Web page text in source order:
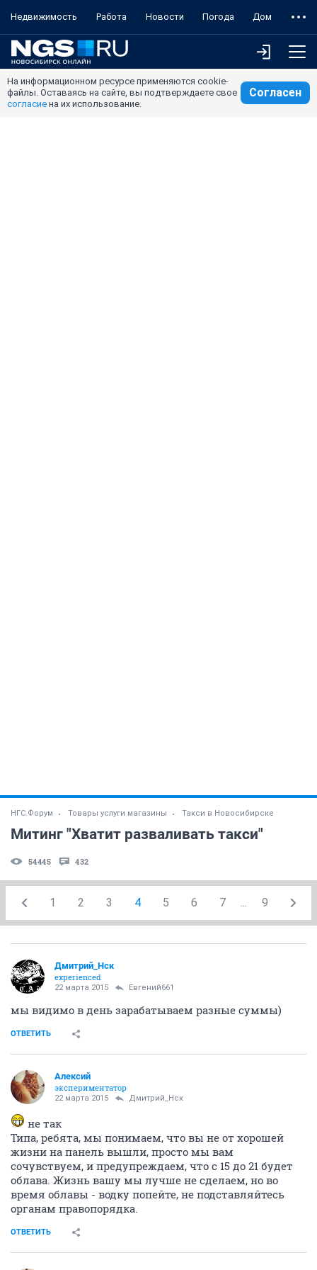
Недвижимость Работа Новости Погода Дом
На информационном ресурсе применяются cookie-
файлы. Оставаясь на сайте, вы подтверждаете свое
согласие на их использование.
Согласен
НГС.Форум Товары услуги магазины Такси в Новосибирске
Митинг "Хватит разваливать такси"
54445 432
1 2 3 4 5 6 7 9
Дмитрий_Нск
experienced
22 марта 2015 Евгений661
мы видимо в день зарабатываем разные суммы)
ОТВЕТИТЬ
Алексий
экспериментатор
22 марта 2015 Дмитрий_Нск
не так
Типа, ребята, мы понимаем, что вы не от хорошей
жизни на панель вышли, просто мы вам
сочувствуем, и предупреждаем, что с 15 до 21 будет
облава. Жизнь вашу мы лучше не сделаем, но во
время облавы - водку попейте, не подставляйтесь
органам правопорядка.
ОТВЕТИТЬ